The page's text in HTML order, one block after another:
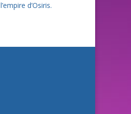
d’Osiris.